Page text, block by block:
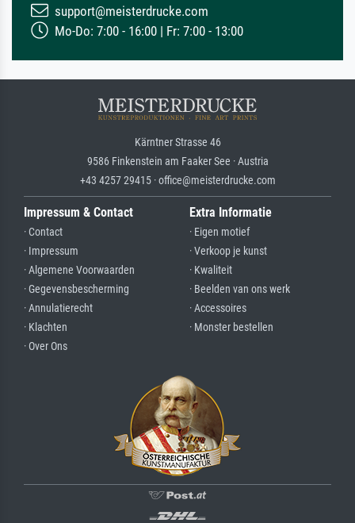
support@meisterdrucke.com
Mo-Do: 7:00 - 16:00 | Fr: 7:00 - 13:00
Kärntner Strasse 46
9586 Finkenstein am Faaker See · Austria
+43 4257 29415 · office@meisterdrucke.com
Impressum & Contact
· Contact
· Impressum
· Algemene Voorwaarden
· Gegevensbescherming
· Annulatierecht
· Klachten
· Over Ons
Extra Informatie
· Eigen motief
· Verkoop je kunst
· Kwaliteit
· Beelden van ons werk
· Accessoires
· Monster bestellen